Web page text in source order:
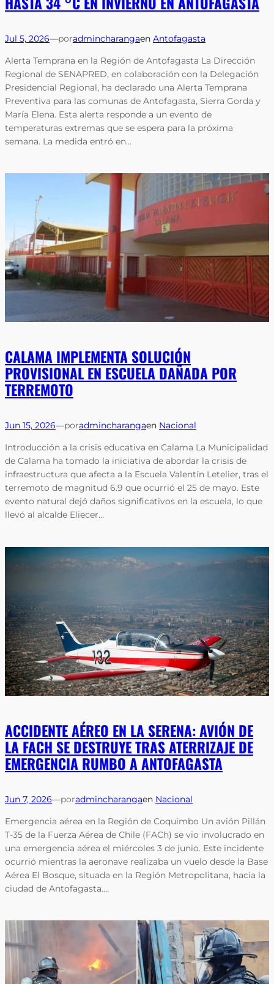
Jul 5, 2026—poradmincharangaen Antofagasta
Alerta Temprana en la Región de Antofagasta La Dirección
Regional de SENAPRED, en colaboración con la Delegación
Presidencial Regional, ha declarado una Alerta Temprana
Preventiva para las comunas de Antofagasta, Sierra Gorda y
María Elena. Esta alerta responde a un evento de
temperaturas extremas que se espera para la próxima
semana. La medida entró en…
CALAMA IMPLEMENTA SOLUCIÓN
PROVISIONAL EN ESCUELA DAÑADA POR
TERREMOTO
Jun 15, 2026—poradmincharangaen Nacional
Introducción a la crisis educativa en Calama La Municipalidad
de Calama ha tomado la iniciativa de abordar la crisis de
infraestructura que afecta a la Escuela Valentín Letelier, tras el
terremoto de magnitud 6.9 que ocurrió el 25 de mayo. Este
evento natural dejó daños significativos en la escuela, lo que
llevó al alcalde Eliecer…
ACCIDENTE AÉREO EN LA SERENA: AVIÓN DE
LA FACH SE DESTRUYE TRAS ATERRIZAJE DE
EMERGENCIA RUMBO A ANTOFAGASTA
Jun 7, 2026—poradmincharangaen Nacional
Emergencia aérea en la Región de Coquimbo Un avión Pillán
T-35 de la Fuerza Aérea de Chile (FACh) se vio involucrado en
una emergencia aérea el miércoles 3 de junio. Este incidente
ocurrió mientras la aeronave realizaba un vuelo desde la Base
Aérea El Bosque, situada en la Región Metropolitana, hacia la
ciudad de Antofagasta.…